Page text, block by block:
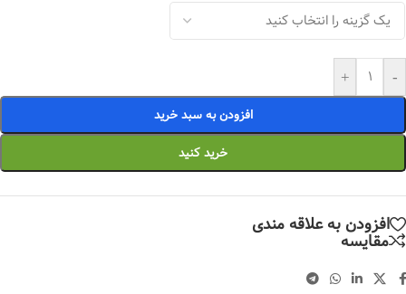
-
+
افزودن به سبد خرید
خرید کنید
افزودن به علاقه مندی
مقایسه